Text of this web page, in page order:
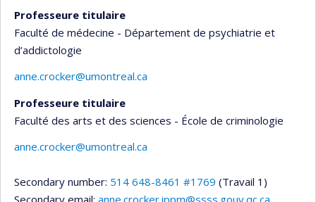
Professeure titulaire
Faculté de médecine - Département de psychiatrie et
d’addictologie
anne.crocker@umontreal.ca
Professeure titulaire
Faculté des arts et des sciences - École de criminologie
anne.crocker@umontreal.ca
Secondary number: 514 648-8461 #1769 (Travail 1)
Secondary email: anne.crocker.ippm@ssss.gouv.qc.ca